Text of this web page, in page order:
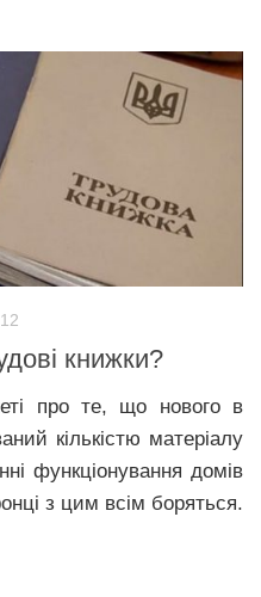
книжки?
про те, що нового в
кількістю матеріалу
функціонування домів
з цим всім боряться.